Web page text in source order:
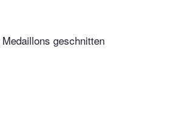
geschnitten